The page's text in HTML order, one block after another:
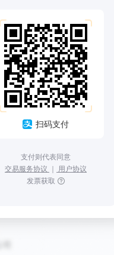
扫码支付
支付则代表同意
交易服务协议 ｜ 用户协议
发票获取